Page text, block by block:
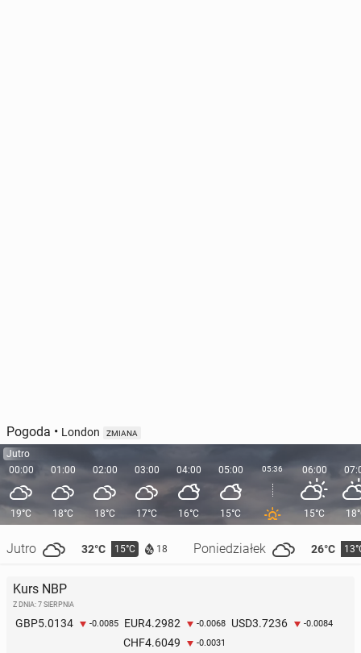
Pogoda • London ZMIANA
Jutro
00:00
19°C
Jutro 32°C 15°C 18 Poniedziałek 26°C
01:00
18°C
02:00
18°C
03:00
17°C
04:00
16°C
05:00
15°C
05:36 06:00
15°C
Kurs NBP
Z DNIA: 7 SIERPNIA
GBP5.0134 -0.0085 EUR4.2982 -0.0068 USD3.7236 -0.0084
CHF4.6049 -0.0031